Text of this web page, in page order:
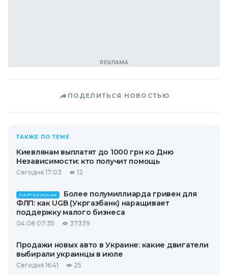
ПОДЕЛИТЬСЯ НОВОСТЬЮ
ТАКЖЕ ПО ТЕМЕ
Киевлянам выплатят до 1000 грн ко Дню
Независимости: кто получит помощь
Сегодня 17:03 12
ПАРТНЕРСКАЯ
Более полумиллиарда гривен для
ФЛП: как UGB (Укргазбанк) наращивает
поддержку малого бизнеса
04.08 07:35 37339
Продажи новых авто в Украине: какие двигатели
выбирали украинцы в июле
Сегодня 16:41 25